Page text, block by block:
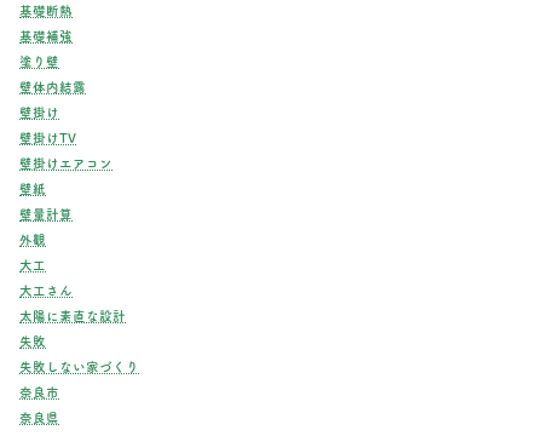
基礎断熱
基礎補強
塗り壁
壁体内結露
壁掛け
壁掛けTV
壁掛けエアコン
壁紙
壁量計算
外観
大工
大工さん
太陽に素直な設計
失敗
失敗しない家づくり
奈良市
奈良県